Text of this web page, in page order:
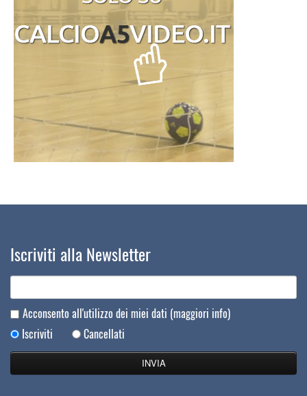
Iscriviti alla Newsletter
Acconsento all'utilizzo dei miei dati (maggiori info)
Iscriviti
Cancellati